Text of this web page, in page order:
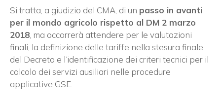
Si tratta, a giudizio del CMA, di un passo in avanti
per il mondo agricolo rispetto al DM 2 marzo
2018 , ma occorrerà attendere per le valutazioni
finali, la definizione delle tariffe nella stesura finale
del Decreto e l’identificazione dei criteri tecnici per il
calcolo dei servizi ausiliari nelle procedure
applicative GSE.